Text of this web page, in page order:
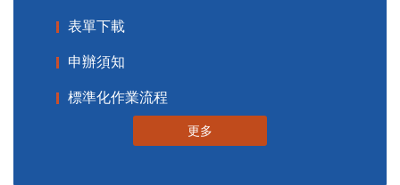
表單下載
申辦須知
標準化作業流程
更多